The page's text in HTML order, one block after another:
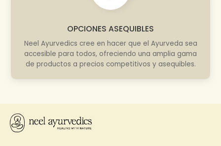
OPCIONES ASEQUIBLES
Neel Ayurvedics cree en hacer que el Ayurveda sea
accesible para todos, ofreciendo una amplia gama
de productos a precios competitivos y asequibles.